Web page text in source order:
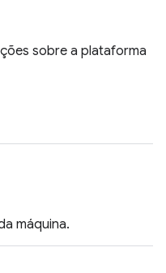
sobre a plataforma
máquina.